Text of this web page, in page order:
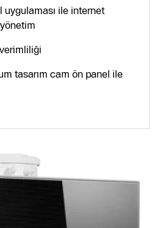
uygulaması ile internet
tasarım cam ön panel ile